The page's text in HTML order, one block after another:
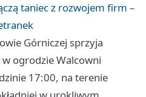
taniec z rozwojem firm –
Górniczej sprzyja
ogrodzie Walcowni
17:00, na terenie